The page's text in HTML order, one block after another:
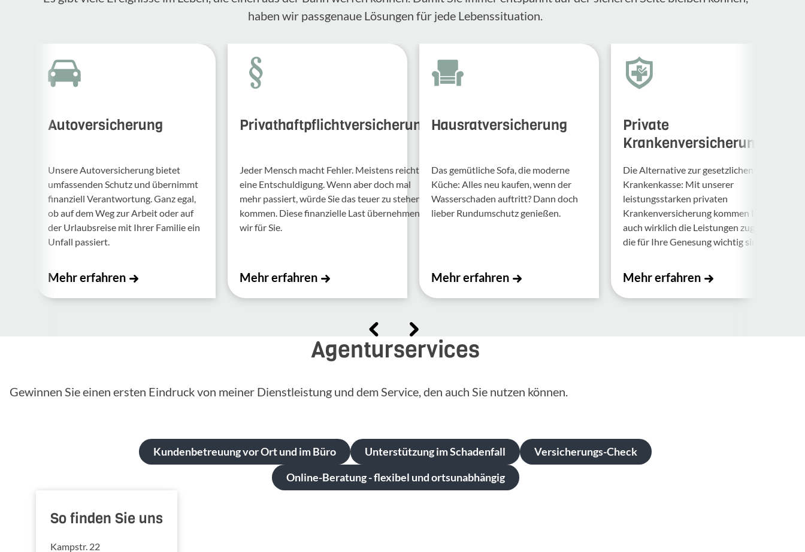
haben wir passgenaue Lösungen für jede Lebenssituation.
Autoversicherung
Unsere Auto­ver­si­che­rung bietet
umfas­senden Schutz und über­nimmt
finan­ziell Verant­wor­tung. Ganz egal,
ob auf dem Weg zur Arbeit oder auf
der Urlaubs­reise mit Ihrer Familie ein
Unfall passiert.
Mehr erfahren
Privathaftpflichtversicherung
Jeder Mensch macht Fehler. Meis­tens reicht
eine Entschul­di­gung. Wenn aber doch mal
mehr passiert, würde Sie das teuer zu stehen
kommen. Diese finan­zi­elle Last über­nehmen
wir für Sie.
Mehr erfahren
Hausratversicherung
Das gemütliche Sofa, die moderne
Küche: Alles neu kaufen, wenn der
Wasserschaden auftritt? Dann doch
lieber Rundumschutz genießen.
Mehr erfahren
Private
Krankenversicherung
Die Alternative zur gesetzlichen
Krankenkasse: Mit unserer
leistungsstarken privaten
Krankenversicherung kommen Ihnen
auch wirklich die Leistungen zugute,
die für Ihre Genesung wichtig sind.
Mehr erfahren
Agenturservices
Gewinnen Sie einen ersten Eindruck von meiner Dienstleistung und dem Service, den auch Sie nutzen können.
Kundenbetreuung vor Ort und im Büro Unterstützung im Schadenfall
Versicherungs-Check
Online-Beratung - flexibel und ortsunabhängig
So finden Sie uns
Kampstr. 22